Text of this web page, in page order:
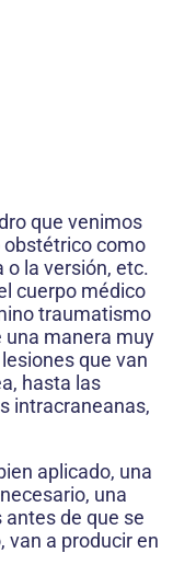
que venimos
como
o la versión, etc.
cuerpo médico
traumatismo
una manera muy
que van
hasta las
intracraneanas,
aplicado, una
una
de que se
a producir en